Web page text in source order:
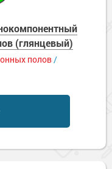
(глянцевый)
полов/